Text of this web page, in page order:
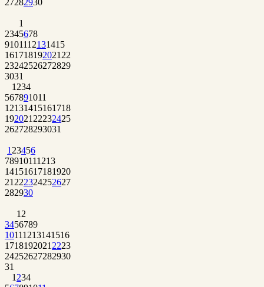
1
2345678
9101112131415
161718192021 22
23242526272829
3031
1 234
567891011
12131415161718
192021 22232425
262728293031
1 23456
78910111213
14151617181920
21 222324252627
282930
1 2
3456789
10111213141516
1718192021 2223
24252627282930
31
1 234